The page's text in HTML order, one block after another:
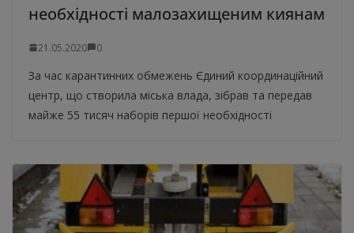
необхідності малозахищеним киянам
21.05.2020 0
За час карантинних обмежень Єдиний координаційний
центр, що створила міська влада, зібрав та передав
майже 55 тисяч наборів першої необхідності